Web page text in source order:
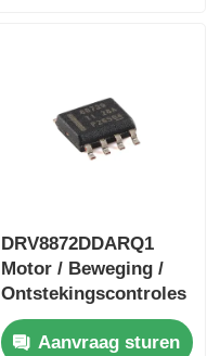
DRV8872DDARQ1
Motor / Beweging /
Ontstekingscontroles
& Drivers 3.6A
Borstel DC Motor
Aanvraag sturen